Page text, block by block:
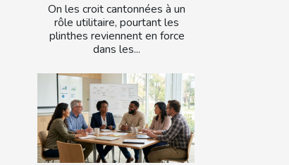
On les croit cantonnées à un
rôle utilitaire, pourtant les
plinthes reviennent en force
dans les...